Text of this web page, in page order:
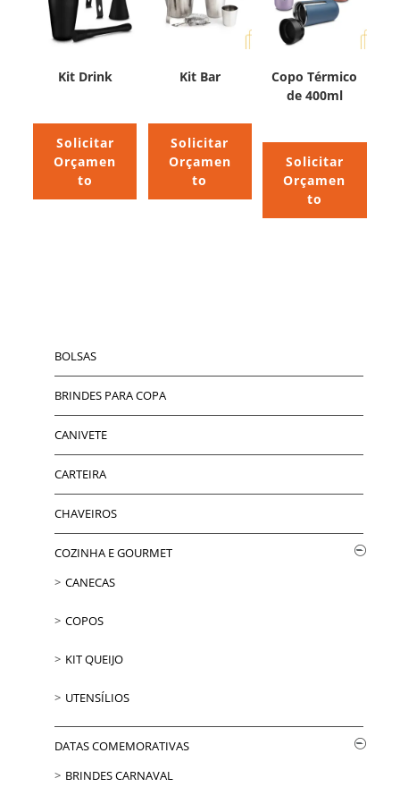
Kit Drink
Solicitar
Orçamen
to
Kit Bar
Solicitar
Orçamen
to
Copo Térmico
de 400ml
Solicitar
Orçamen
to
BOLSAS
BRINDES PARA COPA
CANIVETE
CARTEIRA
CHAVEIROS
COZINHA E GOURMET
CANECAS
COPOS
KIT QUEIJO
UTENSÍLIOS
DATAS COMEMORATIVAS
BRINDES CARNAVAL